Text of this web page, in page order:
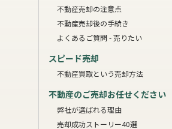
不動産売却の注意点
不動産売却後の手続き
よくあるご質問 - 売りたい
スピード売却
不動産買取という売却方法
不動産のご売却お任せください
弊社が選ばれる理由
売却成功ストーリー40選